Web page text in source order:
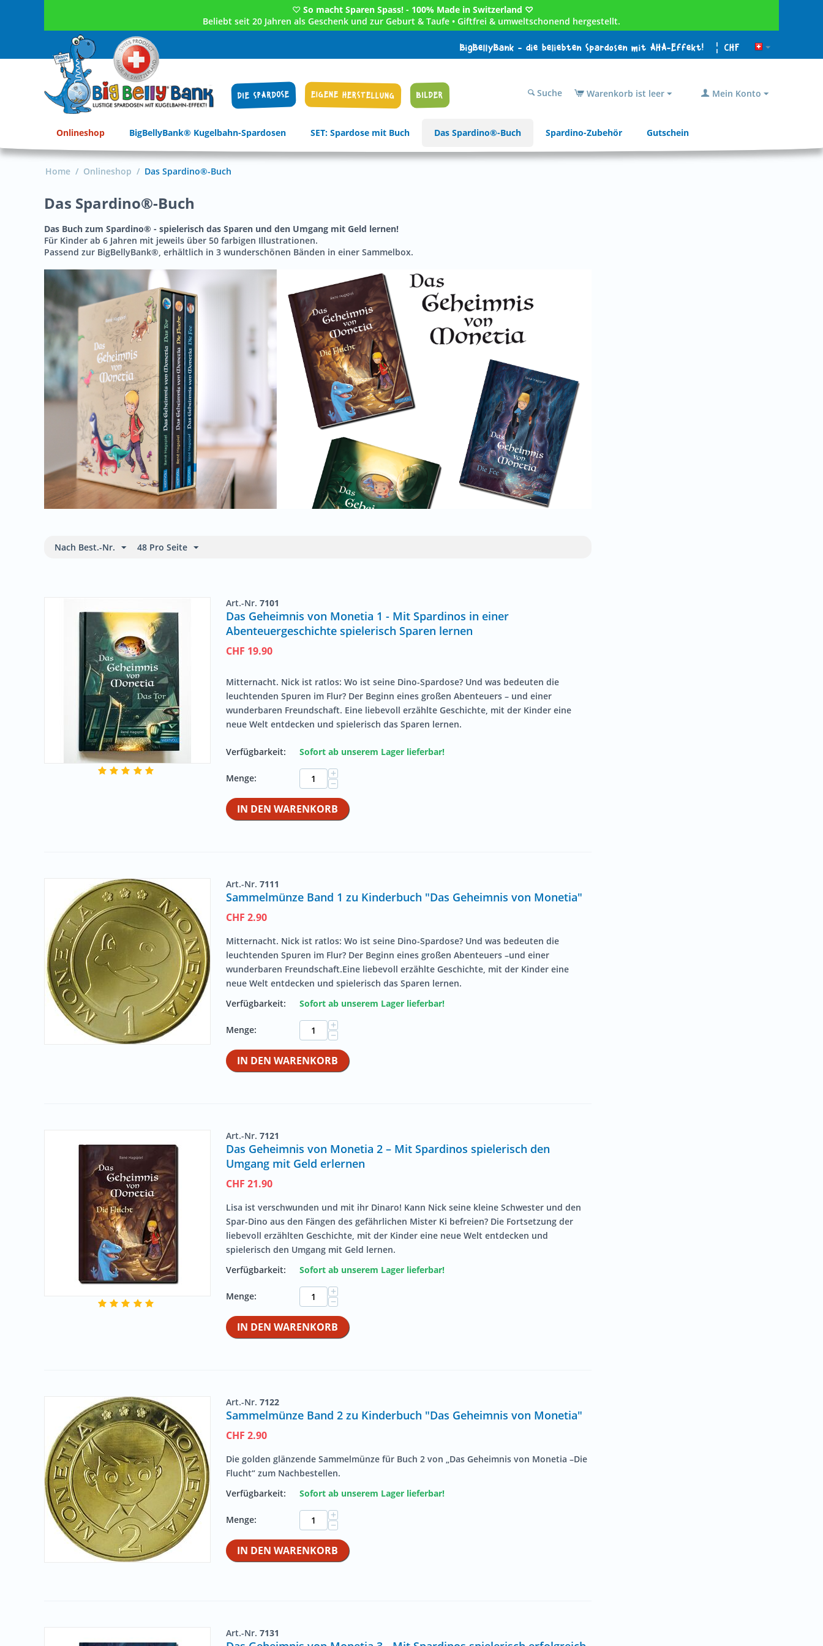
♡ So macht Sparen Spass! - 100% Made in Switzerland ♡
Beliebt seit 20 Jahren als Geschenk und zur Geburt & Taufe • Giftfrei & umweltschonend hergestellt.
BigBellyBank - die beliebten Spardosen mit AHA-Effekt! ¦ CHF
DIE SPARDOSE EIGENE HERSTELLUNG BILDER Mein Konto
Warenkorb ist leer
Suche
Onlineshop BigBellyBank® Kugelbahn-Spardosen SET: Spardose mit Buch Das Spardino®-Buch Spardino-Zubehör Gutschein
Home / Onlineshop / Das Spardino®-Buch
Das Spardino®-Buch
Das Buch zum Spardino® - spielerisch das Sparen und den Umgang mit Geld lernen!
Für Kinder ab 6 Jahren mit jeweils über 50 farbigen Illustrationen.
Passend zur BigBellyBank®, erhältlich in 3 wunderschönen Bänden in einer Sammelbox.
Nach Best.-Nr. 48 Pro Seite
Art.-Nr. 7101
Das Geheimnis von Monetia 1 - Mit Spardinos in einer
Abenteuergeschichte spielerisch Sparen lernen
CHF 19.90
Mitternacht. Nick ist ratlos: Wo ist seine Dino-Spardose? Und was bedeuten die
leuchtenden Spuren im Flur? Der Beginn eines großen Abenteuers – und einer
wunderbaren Freundschaft. Eine liebevoll erzählte Geschichte, mit der Kinder eine
neue Welt entdecken und spielerisch das Sparen lernen.
Verfügbarkeit: Sofort ab unserem Lager lieferbar!
Menge: +
−
IN DEN WARENKORB
Art.-Nr. 7111
Sammelmünze Band 1 zu Kinderbuch "Das Geheimnis von Monetia"
CHF 2.90
Mitternacht. Nick ist ratlos: Wo ist seine Dino-Spardose? Und was bedeuten die
leuchtenden Spuren im Flur? Der Beginn eines großen Abenteuers –und einer
wunderbaren Freundschaft.Eine liebevoll erzählte Geschichte, mit der Kinder eine
neue Welt entdecken und spielerisch das Sparen lernen.
Verfügbarkeit:
Sofort ab unserem Lager lieferbar!
Menge: +
−
IN DEN WARENKORB
Art.-Nr. 7121
Das Geheimnis von Monetia 2 – Mit Spardinos spielerisch den
Umgang mit Geld erlernen
CHF 21.90
Lisa ist verschwunden und mit ihr Dinaro! Kann Nick seine kleine Schwester und den
Spar-Dino aus den Fängen des gefährlichen Mister Ki befreien? Die Fortsetzung der
liebevoll erzählten Geschichte, mit der Kinder eine neue Welt entdecken und
spielerisch den Umgang mit Geld lernen.
Verfügbarkeit:
Sofort ab unserem Lager lieferbar!
Menge: +
−
IN DEN WARENKORB
Art.-Nr. 7122
Sammelmünze Band 2 zu Kinderbuch "Das Geheimnis von Monetia"
CHF 2.90
Die golden glänzende Sammelmünze für Buch 2 von „Das Geheimnis von Monetia –Die
Flucht“ zum Nachbestellen.
Verfügbarkeit:
Sofort ab unserem Lager lieferbar!
Menge: +
−
IN DEN WARENKORB
Art.-Nr. 7131